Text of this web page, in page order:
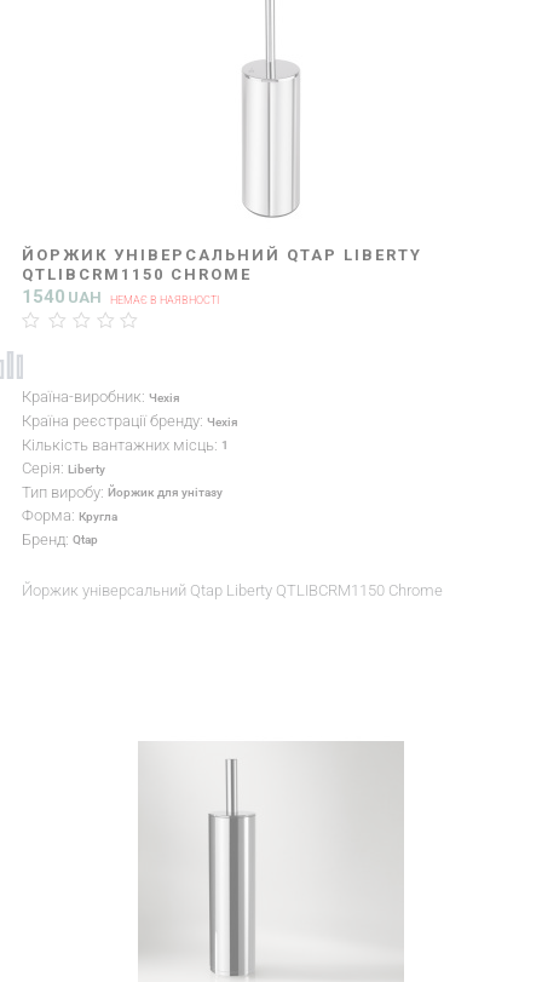
ЙОРЖИК УНІВЕРСАЛЬНИЙ QTAP LIBERTY
QTLIBCRM1150 CHROME
1540 UAH НЕМАЄ В НАЯВНОСТІ
Країна-виробник: Чехія
Країна реєстрації бренду: Чехія
Кількість вантажних місць: 1
Серія: Liberty
Тип виробу: Йоржик для унітазу
Форма: Кругла
Бренд: Qtap
Йоржик універсальний Qtap Liberty QTLIBCRM1150 Chrome